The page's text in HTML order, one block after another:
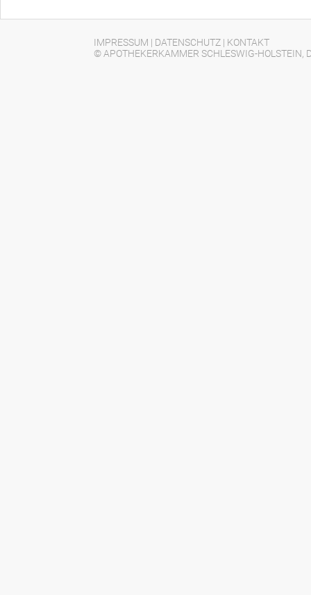
IMPRESSUM | DATENSCHUTZ | KONTAKT
© APOTHEKERKAMMER SCHLESWIG-HOLSTEIN,